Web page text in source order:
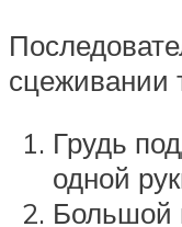
сцеживании
Грудь
одной
Большой